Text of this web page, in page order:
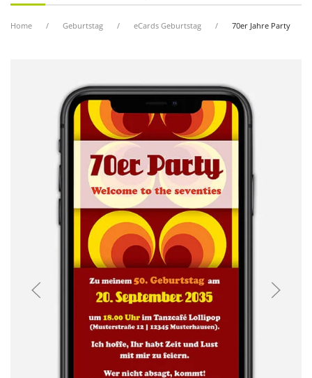
Home Geburtstag eCards Geburtstag 70er Jahre Party